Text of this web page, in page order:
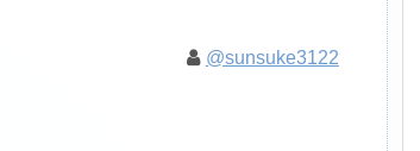
@sunsuke3122